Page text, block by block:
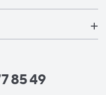
85 49